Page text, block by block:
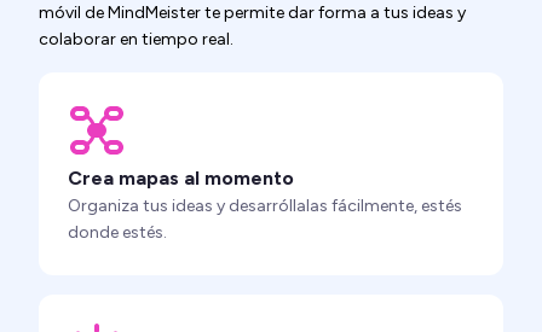
móvil de MindMeister te permite dar forma a tus ideas y
colaborar en tiempo real.
Crea mapas al momento
Organiza tus ideas y desarróllalas fácilmente, estés
donde estés.